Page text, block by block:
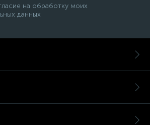
на обработку моих
данных